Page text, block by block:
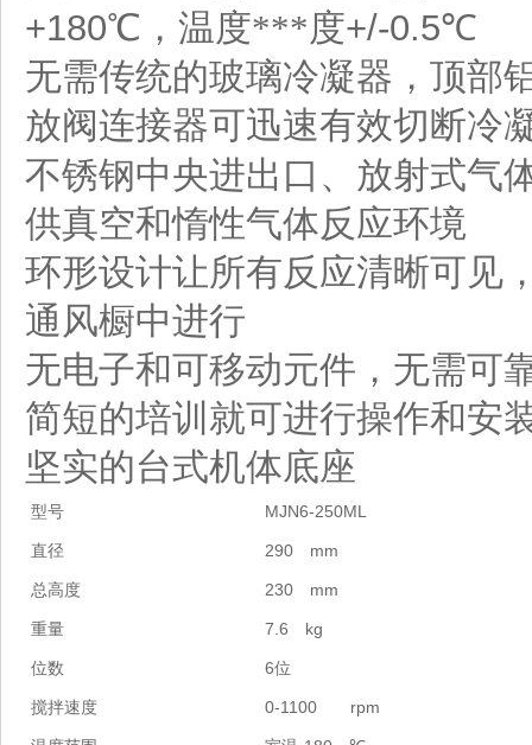
+180℃ ，温度***度+/-0.5℃
无需传统的玻璃冷凝器，顶部
放阀连接器可迅速有效切断冷
不锈钢中央进出口、放射式气
供真空和惰性气体反应环境
环形设计让所有反应清晰可见
通风橱中进行
无电子和可移动元件，无需可
简短的培训就可进行操作和安
坚实的台式机体底座
型号 MJN6-250ML
直径 290 mm
总高度 230 mm
重量 7.6 kg
位数 6位
搅拌速度 0-1100 rpm